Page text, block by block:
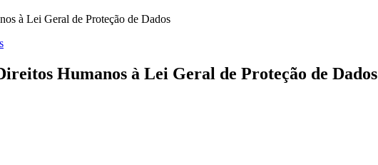
à Lei Geral de Proteção de Dados
Humanos à Lei Geral de Proteção de Dados